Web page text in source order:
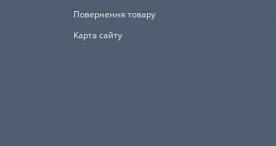
Повернення товару
Карта сайту